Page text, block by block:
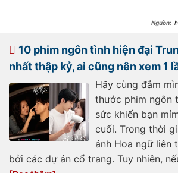
dau-
10 phim ngôn tình hiện đại
nhất thập kỷ, ai cũng nên xem 1
Hãy cùng đắm
thước phim ngôn
sức khiến bạn
cuối. Trong thời
ảnh Hoa ngữ liên
bởi các dự án cổ trang. Tuy nhiên,